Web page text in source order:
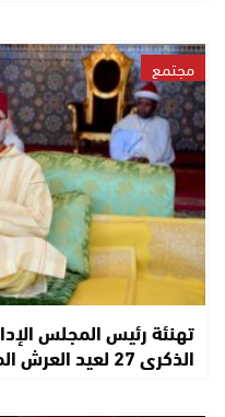
مجتمع
تهنئة رئيس المجلس
الذكرى 27 لعيد العرش المجيد..